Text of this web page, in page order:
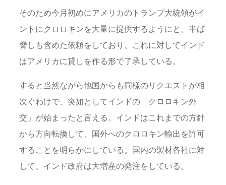
そのため今月初めにアメリカのトランプ大統領がイ
ントにクロロキンを大量に提供するようにと、半ば
脅しも含めた依頼をしており、これに対してインド
はアメリカに貸しを作る形で了承している。
すると当然ながら他国からも同様のリクエストが相
次ぐわけで、突如としてインドの「クロロキン外
交」が始まったと言える。インドはこれまでの方針
から方向転換して、国外へのクロロキン輸出を許可
することを明らかにしている。国内の製材各社に対
して、インド政府は大増産の発注をしている。